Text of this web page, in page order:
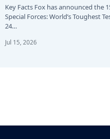
Key Facts Fox has announced the
Special Forces: World’s Toughest
24…
Jul 15, 2026